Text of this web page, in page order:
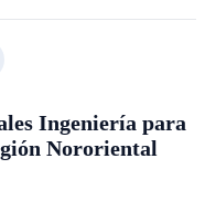
Ingeniería para
Nororiental